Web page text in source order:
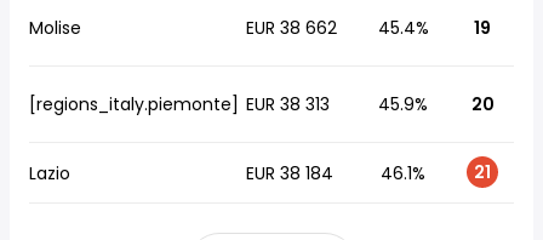
Molise EUR 38 662 45.4% 19
[regions_italy.piemonte] EUR 38 313 45.9% 20
Lazio EUR 38 184 46.1% 21